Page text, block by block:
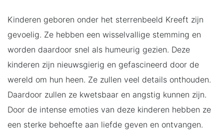
Kinderen geboren onder het sterrenbeeld Kreeft zijn
gevoelig. Ze hebben een wisselvallige stemming en
worden daardoor snel als humeurig gezien. Deze
kinderen zijn nieuwsgierig en gefascineerd door de
wereld om hun heen. Ze zullen veel details onthouden.
Daardoor zullen ze kwetsbaar en angstig kunnen zijn.
Door de intense emoties van deze kinderen hebben ze
een sterke behoefte aan liefde geven en ontvangen.